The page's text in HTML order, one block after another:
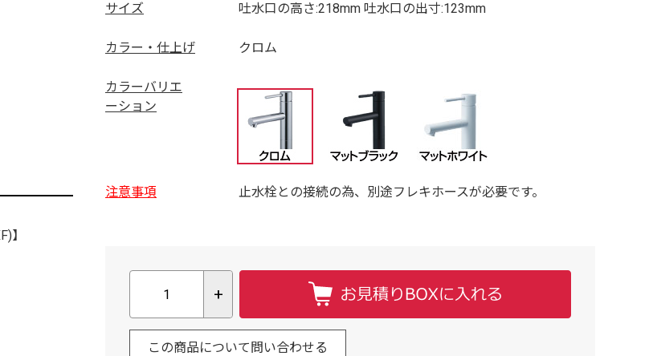
サイズ 吐水口の高さ:218mm 吐水口の出寸:123mm
カラー・仕上げ クロム
カラーバリエ
ーション
注意事項 止水栓との接続の為、別途フレキホースが必要です。
+
この商品について問い合わせる
】